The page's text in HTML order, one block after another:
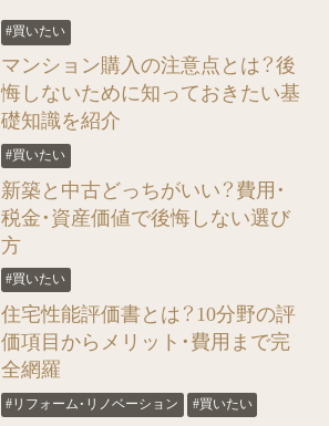
#買いたい
マンション購入の注意点とは？後
悔しないために知っておきたい基
礎知識を紹介
#買いたい
新築と中古どっちがいい？費用・
税金・資産価値で後悔しない選び
方
#買いたい
住宅性能評価書とは？10分野の評
価項目からメリット・費用まで完
全網羅
#リフォーム・リノベーション #買いたい